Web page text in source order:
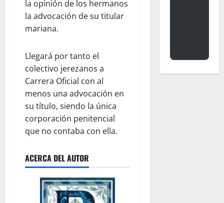
la opinión de los hermanos
la advocación de su titular
mariana.
Llegará por tanto el
colectivo jerezanos a
Carrera Oficial con al
menos una advocación en
su título, siendo la única
corporación penitencial
que no contaba con ella.
ACERCA DEL AUTOR